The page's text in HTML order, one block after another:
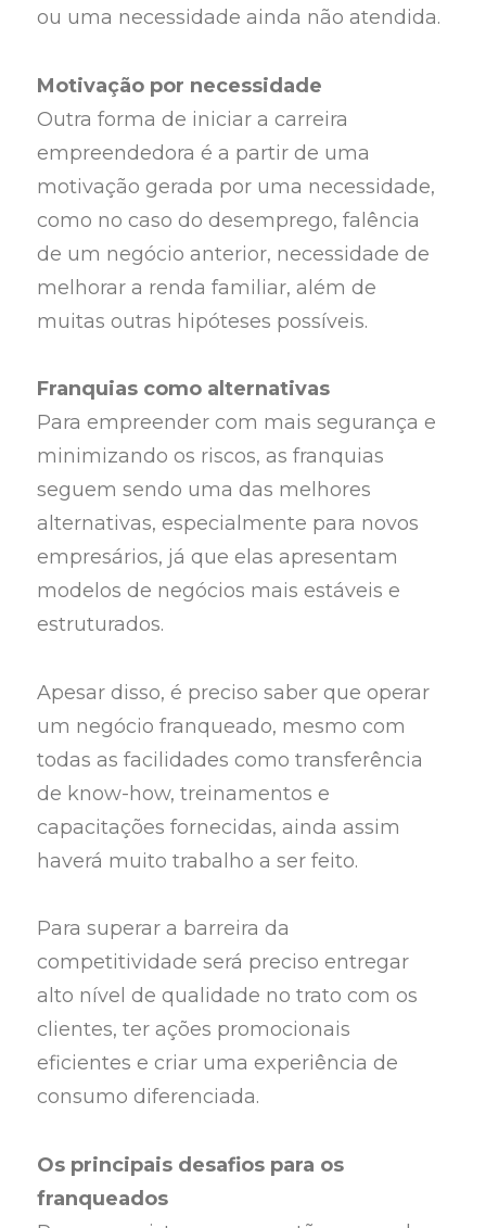
ou uma necessidade ainda não atendida.
Motivação por necessidade
Outra forma de iniciar a carreira
empreendedora é a partir de uma
motivação gerada por uma necessidade,
como no caso do desemprego, falência
de um negócio anterior, necessidade de
melhorar a renda familiar, além de
muitas outras hipóteses possíveis.
Franquias como alternativas
Para empreender com mais segurança e
minimizando os riscos, as franquias
seguem sendo uma das melhores
alternativas, especialmente para novos
empresários, já que elas apresentam
modelos de negócios mais estáveis e
estruturados.
Apesar disso, é preciso saber que operar
um negócio franqueado, mesmo com
todas as facilidades como transferência
de know-how, treinamentos e
capacitações fornecidas, ainda assim
haverá muito trabalho a ser feito.
Para superar a barreira da
competitividade será preciso entregar
alto nível de qualidade no trato com os
clientes, ter ações promocionais
eficientes e criar uma experiência de
consumo diferenciada.
Os principais desafios para os
franqueados